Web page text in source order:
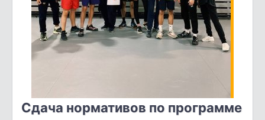
Сдача нормативов по программе